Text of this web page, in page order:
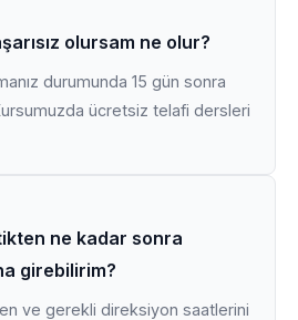
olursam ne olur?
durumunda 15 gün sonra
ücretsiz telafi dersleri
ne kadar sonra
girebilirim?
ve gerekli direksiyon saatlerini